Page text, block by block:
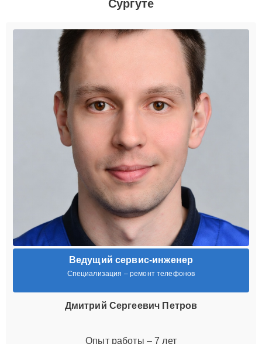
Сургуте
Ведущий сервис-инженер
Специализация – ремонт телефонов
Дмитрий Сергеевич Петров
Опыт работы – 7 лет